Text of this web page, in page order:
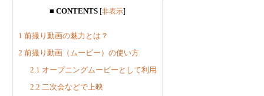
■ CONTENTS [非表示]
1 前撮り動画の魅力とは？
2 前撮り動画（ムービー）の使い方
2.1 オープニングムービーとして利用
2.2 二次会などで上映